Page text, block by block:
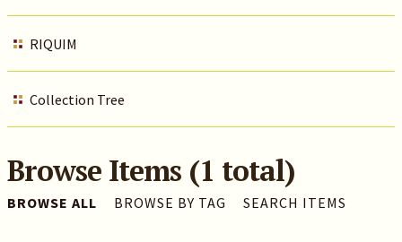
RIQUIM
Collection Tree
Browse Items (1 total)
BROWSE ALL BROWSE BY TAG SEARCH ITEMS